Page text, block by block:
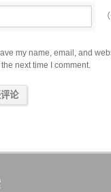
my name, email, and
next time I comment.